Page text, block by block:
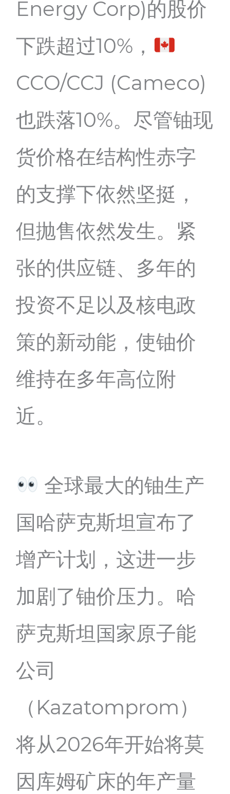
Energy Corp)的股价
下跌超过10%，
CCO/CCJ (Cameco)
也跌落10%。尽管铀现
货价格在结构性赤字
的支撑下依然坚挺，
但抛售依然发生。紧
张的供应链、多年的
投资不足以及核电政
策的新动能，使铀价
维持在多年高位附
近。
全球最大的铀生产
国哈萨克斯坦宣布了
增产计划，这进一步
加剧了铀价压力。哈
萨克斯坦国家原子能
公司
（Kazatomprom）
将从2026年开始将莫
因库姆矿床的年产量